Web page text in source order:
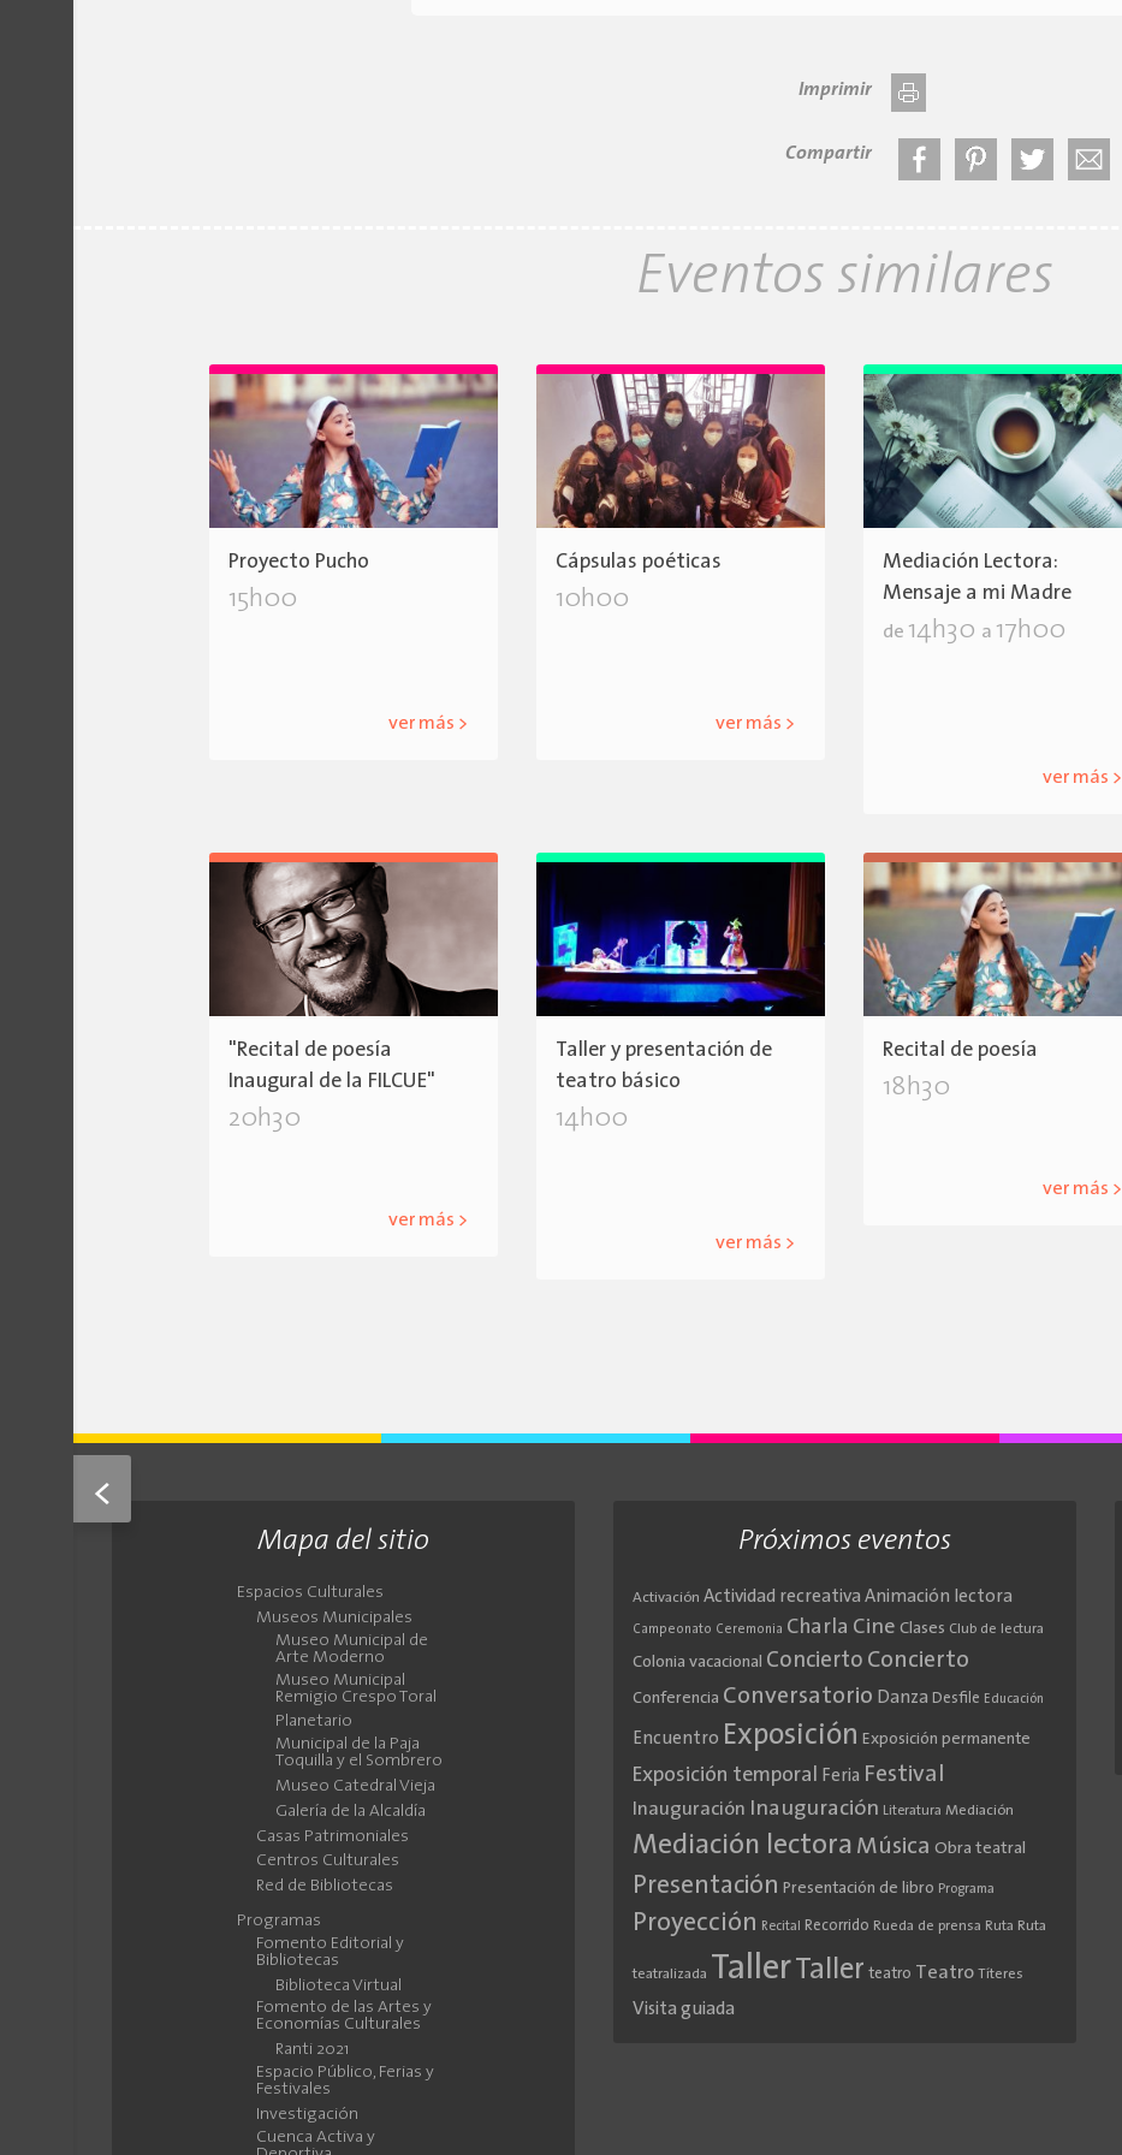
Imprimir
Compartir
<
Eventos similares
Proyecto Pucho
15h00
ver más >
Cápsulas poéticas
10h00
ver más >
Mediación Lectora:
Mensaje a mi Madre
de 14h30 a 17h00
ver más >
"Recital de poesía
Inaugural de la FILCUE"
20h30
ver más >
Taller y presentación de
teatro básico
14h00
ver más >
Recital de poesía
18h30
ver más >
Mapa del sitio
Espacios Culturales
Museos Municipales
Museo Municipal de
Arte Moderno
Museo Municipal
Remigio Crespo Toral
Planetario
Municipal de la Paja
Toquilla y el Sombrero
Museo Catedral Vieja
Galería de la Alcaldía
Casas Patrimoniales
Centros Culturales
Red de Bibliotecas
Programas
Fomento Editorial y
Bibliotecas
Biblioteca Virtual
Fomento de las Artes y
Economías Culturales
Ranti 2021
Espacio Público, Ferias y
Festivales
Investigación
Cuenca Activa y
Próximos eventos
Activación Actividad recreativa Animación lectora
Campeonato Ceremonia Charla Cine Clases Club de lectura
Colonia vacacional Concierto Concierto
Conferencia Conversatorio Danza Desfile Educación
Encuentro Exposición Exposición permanente
Exposición temporal Feria Festival
Inauguración Inauguración Literatura Mediación
Mediación lectora Música Obra teatral
Presentación Presentación de libro Programa
Proyección Recital Recorrido Rueda de prensa Ruta Ruta
teatralizada Taller Taller teatro Teatro Títeres
Visita guiada